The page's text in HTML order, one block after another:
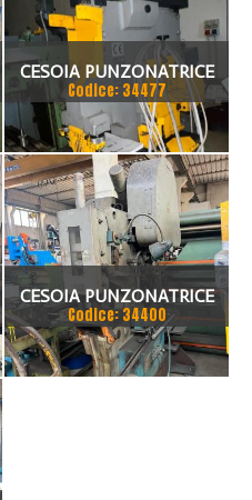
CESOIA PUNZONATRICE
UNIVERSALE FICEP
Codice: 34477
CESOIA PUNZONATRICE
RUSSA MECCANICA
UNIVERSALE
Codice: 34400